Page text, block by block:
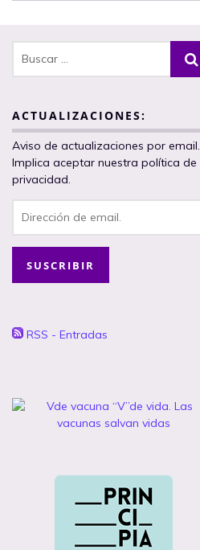
ACTUALIZACIONES:
Aviso de actualizaciones por email.
Implica aceptar nuestra política de
privacidad.
de
SUSCRIBIR
RSS - Entradas